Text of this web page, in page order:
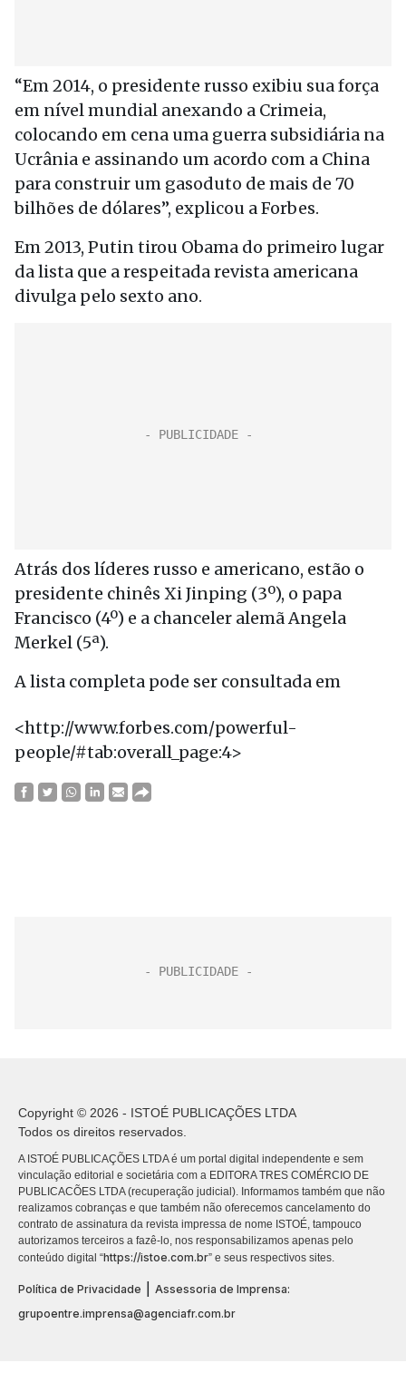
“Em 2014, o presidente russo exibiu sua força
em nível mundial anexando a Crimeia,
colocando em cena uma guerra subsidiária na
Ucrânia e assinando um acordo com a China
para construir um gasoduto de mais de 70
bilhões de dólares”, explicou a Forbes.
Em 2013, Putin tirou Obama do primeiro lugar
da lista que a respeitada revista americana
divulga pelo sexto ano.
Atrás dos líderes russo e americano, estão o
presidente chinês Xi Jinping (3º), o papa
Francisco (4º) e a chanceler alemã Angela
Merkel (5ª).
A lista completa pode ser consultada em
<http://www.forbes.com/powerful-
people/#tab:overall_page:4>
Copyright © 2026 - ISTOÉ PUBLICAÇÕES LTDA
Todos os direitos reservados.
A ISTOÉ PUBLICAÇÕES LTDA é um portal digital independente e sem
vinculação editorial e societária com a EDITORA TRES COMÉRCIO DE
PUBLICACÕES LTDA (recuperação judicial). Informamos também que não
realizamos cobranças e que também não oferecemos cancelamento do
contrato de assinatura da revista impressa de nome ISTOÉ, tampouco
autorizamos terceiros a fazê-lo, nos responsabilizamos apenas pelo
conteúdo digital “https://istoe.com.br” e seus respectivos sites.
Política de Privacidade
Assessoria de Imprensa:
grupoentre.imprensa@agenciafr.com.br